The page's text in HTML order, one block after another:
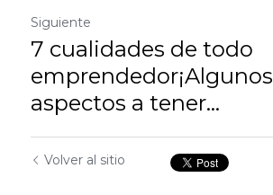
Siguiente
7 cualidades de todo
emprendedor¡Algunos
aspectos a tener...
Volver al sitio